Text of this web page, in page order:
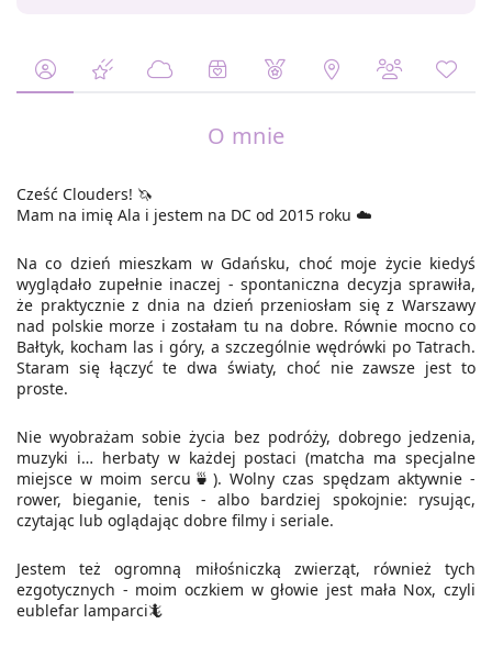
O mnie
Cześć Clouders! 🦄
Mam na imię Ala i jestem na DC od 2015 roku ☁️
Na co dzień mieszkam w Gdańsku, choć moje życie kiedyś
wyglądało zupełnie inaczej - spontaniczna decyzja sprawiła,
że praktycznie z dnia na dzień przeniosłam się z Warszawy
nad polskie morze i zostałam tu na dobre. Równie mocno co
Bałtyk, kocham las i góry, a szczególnie wędrówki po Tatrach.
Staram się łączyć te dwa światy, choć nie zawsze jest to
proste.
Nie wyobrażam sobie życia bez podróży, dobrego jedzenia,
muzyki i… herbaty w każdej postaci (matcha ma specjalne
miejsce w moim sercu🍵). Wolny czas spędzam aktywnie -
rower, bieganie, tenis - albo bardziej spokojnie: rysując,
czytając lub oglądając dobre filmy i seriale.
Jestem też ogromną miłośniczką zwierząt, również tych
ezgotycznych - moim oczkiem w głowie jest mała Nox, czyli
eublefar lamparci🦎